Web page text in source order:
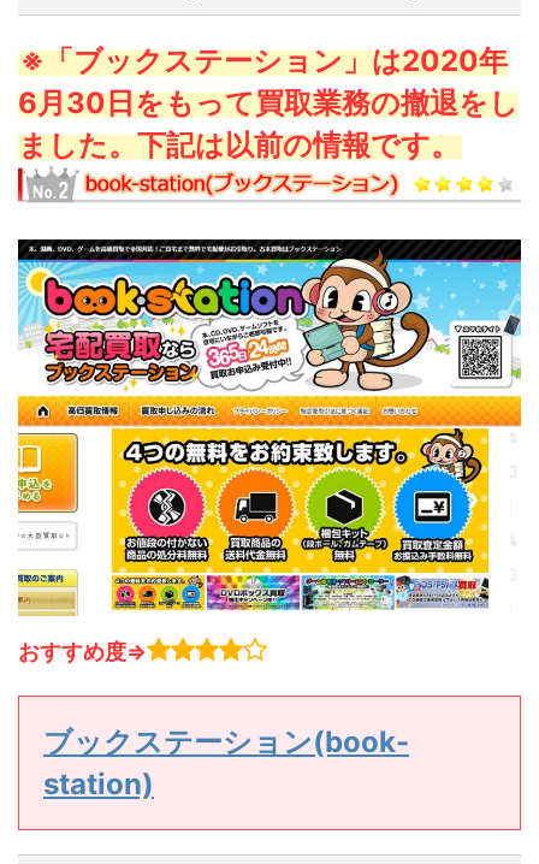
※「ブックステーション」は2020年
6月30日をもって買取業務の撤退をし
ました。下記は以前の情報です。
おすすめ度⇒
ブックステーション(book-
station)